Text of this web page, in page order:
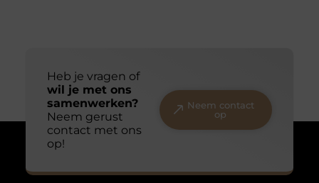
Heb je vragen of
wil je met ons
samenwerken?
Neem gerust
contact met ons
op!
Neem contact
op